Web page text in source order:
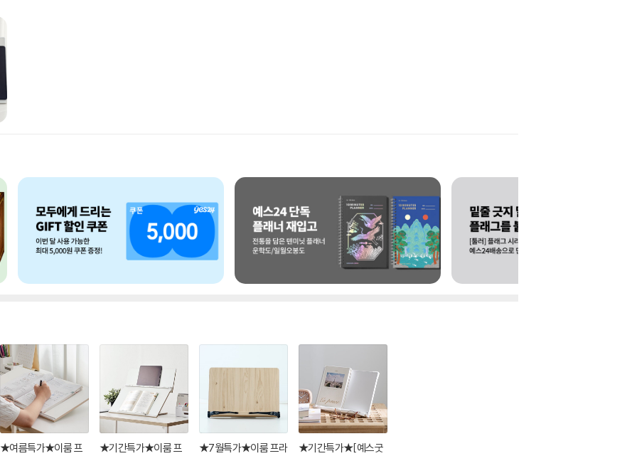
★여름특가★이룸 프
★기간특가★이룸 프
★7월특가★이룸 프라
★기간특가★[예스굿